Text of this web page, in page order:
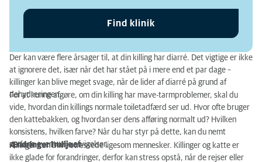
Find klinik
Der kan være flere årsager til, at din killing har diarré. Det vigtige er ikke
at ignorere det, især når det har stået på i mere end et par dage –
killinger kan blive meget svage, når de lider af diarré på grund af
dehydreringen.
For at kunne afgøre, om din killing har mave-tarmproblemer, skal du
vide, hvordan din killings normale toiletadfærd ser ud. Hvor ofte bruger
den kattebakken, og hvordan ser dens afføring normalt ud? Hvilken
konsistens, hvilken farve? Når du har styr på dette, kan du nemt
opdage eventuelle afvigelser.
Ændringer i miljøet
Killinger kan blive stressede ligesom mennesker. Killinger og katte er
ikke glade for forandringer, derfor kan stress opstå, når de rejser eller